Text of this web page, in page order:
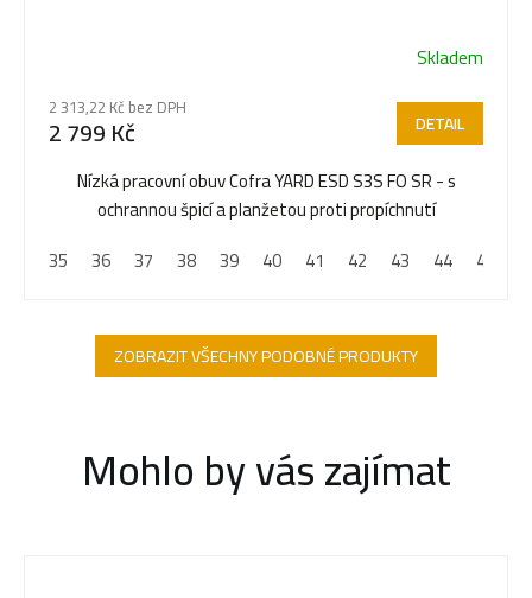
Skladem
2 313,22 Kč bez DPH
2 799 Kč DETAIL
Nízká pracovní obuv Cofra YARD ESD S3S FO SR - s
ochrannou špicí a planžetou proti propíchnutí
35
36 37 38 39 40 41 42 43 44 45
ZOBRAZIT VŠECHNY PODOBNÉ PRODUKTY
Mohlo by vás zajímat